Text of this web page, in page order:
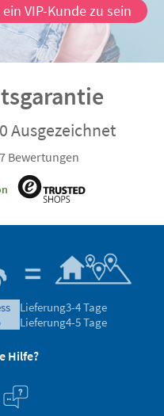
VIP-Kunde zu sein
Ausgezeichnet
Bewertungen
Lieferung3-4 Tage
Lieferung4-5 Tage
Hilfe?